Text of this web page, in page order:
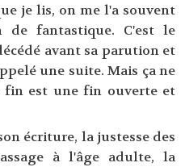
je lis, on me l'a souvent
de fantastique. C'est le
avant sa parution et
une suite. Mais ça ne
fin est une fin ouverte et
écriture, la justesse des
à l'âge adulte, la